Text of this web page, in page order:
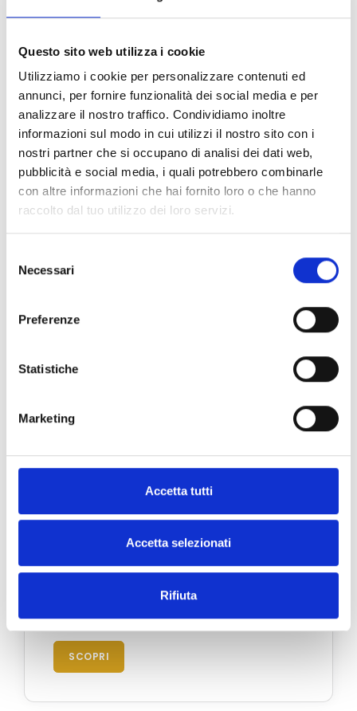
Questo sito web utilizza i cookie
Utilizziamo i cookie per personalizzare contenuti ed
annunci, per fornire funzionalità dei social media e per
analizzare il nostro traffico. Condividiamo inoltre
informazioni sul modo in cui utilizzi il nostro sito con i
nostri partner che si occupano di analisi dei dati web,
pubblicità e social media, i quali potrebbero combinarle
con altre informazioni che hai fornito loro o che hanno
raccolto dal tuo utilizzo dei loro servizi.
delNecessari
Preferenze
Statistiche
Marketing
Accetta tutti
Accetta selezionati
Rifiuta
Via Manzoni, 19 - 20121 Milano, Italia
SCOPRI
Via Roma 39 - 16034 Portofino, Italia
SCOPRI